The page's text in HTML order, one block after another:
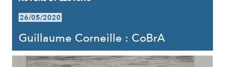
26/05/2020
Guillaume Corneille : CoBrA